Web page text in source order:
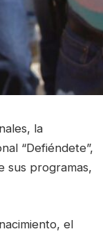
la
“Defiéndete”,
sus programas,
el